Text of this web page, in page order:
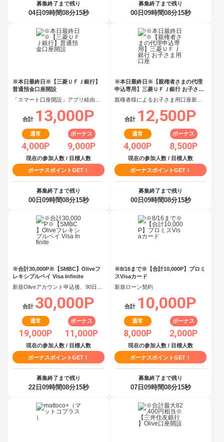
募集終了まで残り
04日09時間08分15秒
募集終了まで残り
00日09時間08分15秒
※本日最終日※【三菱ＵＦＪ銀行】
普通預金口座開設
合計 13,000P
通常
4,000P
ボーナス
9,000P
現在の参加人数 / 目標人数
ボーナスポイントGET！
募集終了まで残り
00日09時間08分15秒
※本日最終日※【親権者さまの代理
申込専用】三菱ＵＦＪ銀行 お子さま
用口座
合計 12,500P
通常
4,000P
ボーナス
8,500P
現在の参加人数 / 目標人数
ボーナスポイントGET！
募集終了まで残り
00日09時間08分15秒
※合計30,000P※【SMBC】Oliveフ
レキシブルペイ Visa Infinite
合計 30,000P
通常
19,000P
ボーナス
11,000P
現在の参加人数 / 目標人数
ボーナスポイントGET！
募集終了まで残り
22日09時間08分15秒
※8/16まで※【合計10,000P】プロミ
スVisaカード
新規ローン契約
合計 10,000P
通常
8,000P
ボーナス
2,000P
現在の参加人数 / 目標人数
ボーナスポイントGET！
募集終了まで残り
07日09時間08分15秒